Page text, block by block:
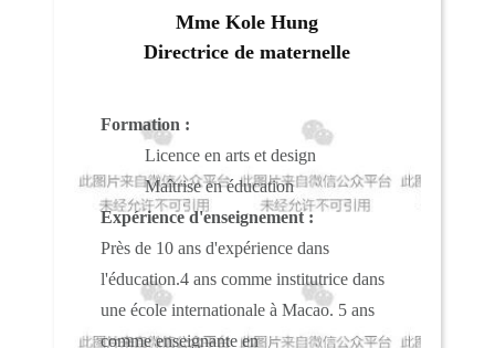
Mme Kole Hung
Directrice de maternelle
Formation :
Licence en arts et design
Maîtrise en éducation
Expérience d'enseignement :
Près de 10 ans d'expérience dans
l'éducation.4 ans comme institutrice dans
une école internationale à Macao. 5 ans
comme enseignante en